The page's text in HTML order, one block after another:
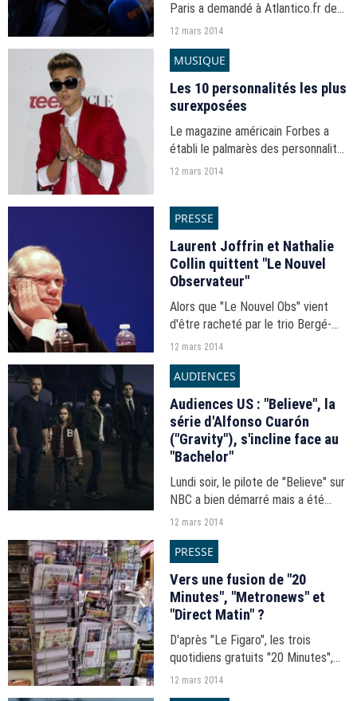
Paris a demandé à Atlantico.fr de
supprimer les enregistrements et
par Jean-Michel Goudard réalisés
12 mars 2014
MUSIQUE
Les 10 personnalités les plus
surexposées
Le magazine américain Forbes a
établi le palmarès des personnalités
considérées comme étant les plus
12 mars 2014
PRESSE
Laurent Joffrin et Nathalie
Collin quittent "Le Nouvel
Observateur"
Alors que "Le Nouvel Obs" vient
d'être racheté par le trio Bergé-
Niel-Pigasse, les deux co-
12 mars 2014
AUDIENCES
Audiences US : "Believe", la
série d'Alfonso Cuarón
("Gravity"), s'incline face au
"Bachelor"
Lundi soir, le pilote de "Believe" sur
NBC a bien démarré mais a été
devancé par le final du "Bachelor"
12 mars 2014
PRESSE
Vers une fusion de "20
Minutes", "Metronews" et
"Direct Matin" ?
D'après "Le Figaro", les trois
quotidiens gratuits "20 Minutes",
"Metronews" et "Direct Matin"
12 mars 2014